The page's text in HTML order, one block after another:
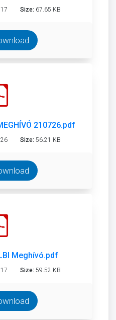
Size: 67.65 KB
210726.pdf
Size: 56.21 KB
Meghívó.pdf
Size: 59.52 KB